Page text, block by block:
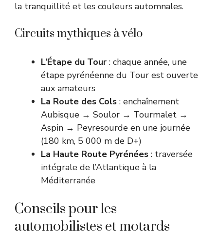
la tranquillité et les couleurs automnales.
Circuits mythiques à vélo
L’Étape du Tour : chaque année, une
étape pyrénéenne du Tour est ouverte
aux amateurs
La Route des Cols : enchaînement
Aubisque → Soulor → Tourmalet →
Aspin → Peyresourde en une journée
(180 km, 5 000 m de D+)
La Haute Route Pyrénées : traversée
intégrale de l’Atlantique à la
Méditerranée
Conseils pour les
automobilistes et motards